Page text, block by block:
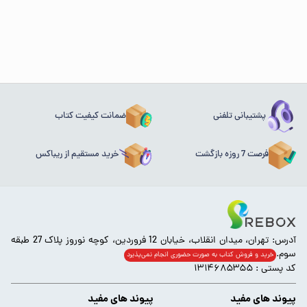
پشتیبانی تلفنی ضمانت کیفیت کتاب
فرصت 7 روزه بازگشت خرید مستقیم از ریباکس
آدرس: تهران، میدان انقلاب، خیابان 12 فروردین، کوچه نوروز پلاک 27 طبقه
سوم. خرید و فروش کتاب به صورت حضوری انجام‌ نمی‌پذیرد
کد پستی : ۱۳۱۴۶۸۵۳۵۵
پیوند های مفید پیوند های مفید